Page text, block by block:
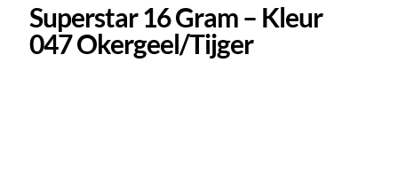
Superstar 16 Gram – Kleur
047 Okergeel/tijger